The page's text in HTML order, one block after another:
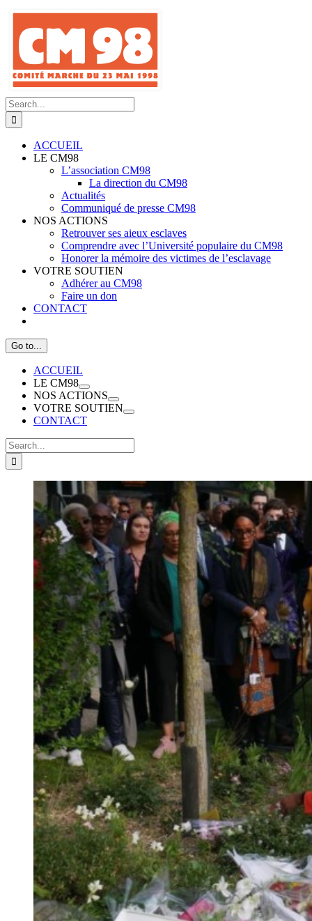
Skip
content
Search
for:
ACCUEIL
LE CM98
L’association CM98
La direction du CM98
Actualités
Communiqué de presse CM98
NOS ACTIONS
Retrouver ses aieux esclaves
Comprendre avec l’Université populaire du CM98
Honorer la mémoire des victimes de l’esclavage
VOTRE SOUTIEN
Adhérer au CM98
Faire un don
CONTACT
Go to...
ACCUEIL
LE CM98
NOS ACTIONS
VOTRE SOUTIEN
CONTACT
Search
for:
View
Larger
Image